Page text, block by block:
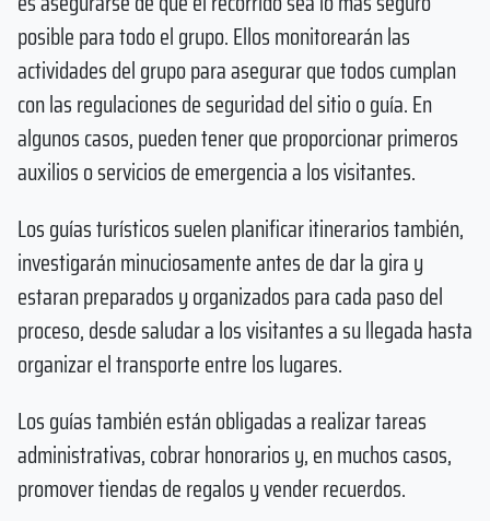
posible para todo el grupo. Ellos monitorearán las
actividades del grupo para asegurar que todos cumplan
con las regulaciones de seguridad del sitio o guía. En
algunos casos, pueden tener que proporcionar primeros
auxilios o servicios de emergencia a los visitantes.
Los guías turísticos suelen planificar itinerarios también,
investigarán minuciosamente antes de dar la gira y
estaran preparados y organizados para cada paso del
proceso, desde saludar a los visitantes a su llegada hasta
organizar el transporte entre los lugares.
Los guías también están obligadas a realizar tareas
administrativas, cobrar honorarios y, en muchos casos,
promover tiendas de regalos y vender recuerdos.